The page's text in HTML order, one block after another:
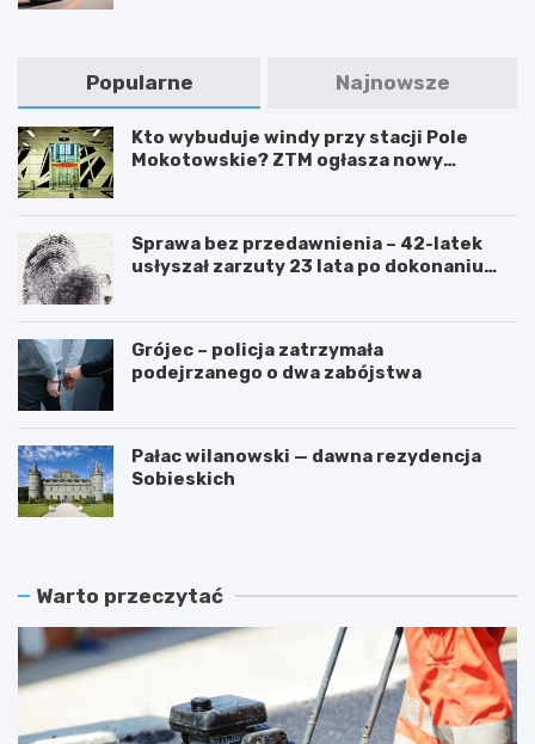
Popularne Najnowsze
Kto wybuduje windy przy stacji Pole
Mokotowskie? ZTM ogłasza nowy
Sprawa bez przedawnienia – 42-latek
usłyszał zarzuty 23 lata po dokonaniu
Grójec – policja zatrzymała
podejrzanego o dwa zabójstwa
Pałac wilanowski — dawna rezydencja
Sobieskich
Warto przeczytać